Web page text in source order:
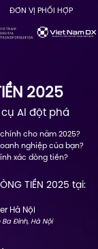
2025
cho năm 2025?
nghiệp của bạn?
xác dòng tiền?
AI đột phá
TIỀN 2025 tại:
Hà Nội
Ba Đình, Hà Nội
ĐƠN VỊ PHỐI HỢP